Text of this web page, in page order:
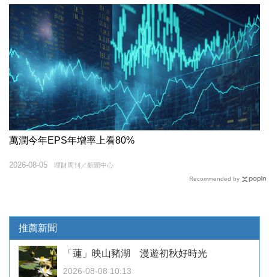
萬潤今年EPS年增率上看80%
理財周刊／新聞中心
2026-08-05
Recommended by
推薦新聞
「蓮」映山豬湖 漫遊初秋好時光
2026-08-08 10:13